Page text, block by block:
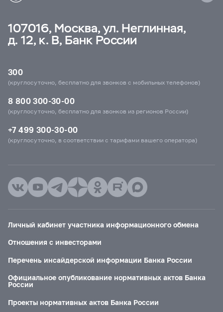
107016, Москва, ул. Неглинная,
д. 12, к. В, Банк России
300
(круглосуточно, бесплатно для звонков с мобильных телефонов)
8 800 300-30-00
(круглосуточно, бесплатно для звонков из регионов России)
+7 499 300-30-00
(круглосуточно, в соответствии с тарифами вашего оператора)
Личный кабинет участника информационного обмена
Отношения с инвесторами
Перечень инсайдерской информации Банка России
Официальное опубликование нормативных актов Банка
России
Проекты нормативных актов Банка России